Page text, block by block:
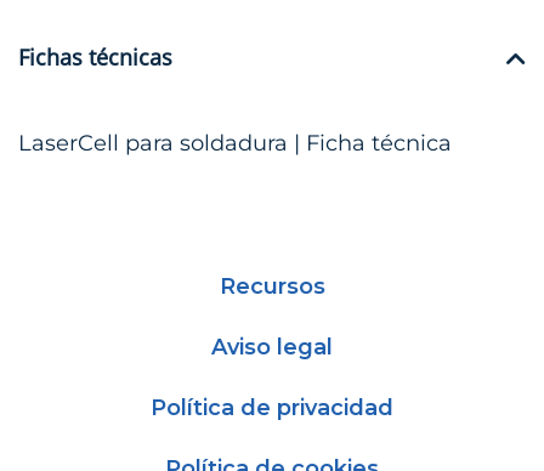
Fichas técnicas
LaserCell para soldadura | Ficha técnica
Recursos
Aviso legal
Política de privacidad